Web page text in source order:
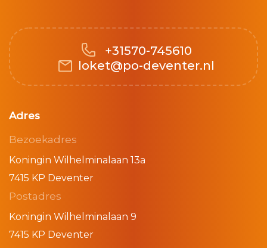
+31570-745610
loket@po-deventer.nl
Adres
Bezoekadres
Koningin Wilhelminalaan 13a
7415 KP Deventer
Postadres
Koningin Wilhelminalaan 9
7415 KP Deventer